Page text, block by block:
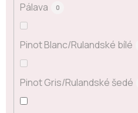
Pálava 0
Pinot Blanc/Rulandské bílé
Pinot Gris/Rulandské šedé